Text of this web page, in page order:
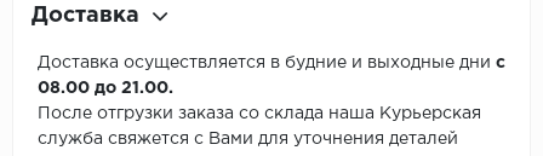
Доставка
Доставка осуществляется в будние и выходные дни с
08.00 до 21.00.
После отгрузки заказа со склада наша Курьерская
служба свяжется с Вами для уточнения деталей